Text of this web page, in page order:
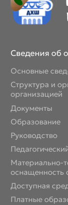
Сведения об
Основные
Структура и
организацией
Документы
Образование
Руководство
Материально-
оснащенность
Доступная
Платные